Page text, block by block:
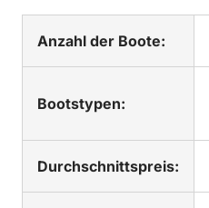
Anzahl der Boote:
Bootstypen:
Durchschnittspreis: